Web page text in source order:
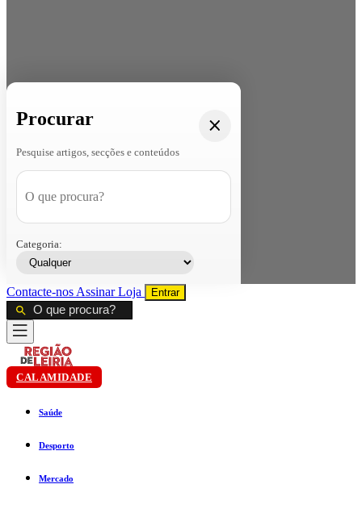
Procurar
Pesquise artigos, secções e conteúdos
Categoria:
Contacte-nos AssinarLoja Entrar
CALAMIDADE
Saúde
Desporto
Mercado